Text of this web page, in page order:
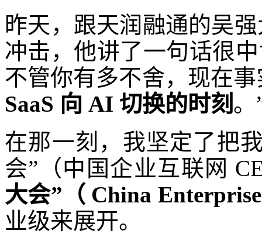
昨天，跟天润融通的吴
冲击，他讲了一句话很
不管你有多不舍，现在
SaaS 向 AI 切换的时刻 。
在那一刻，我坚定了把
会”（中国企业互联网
大会”（ China
业级来展开。